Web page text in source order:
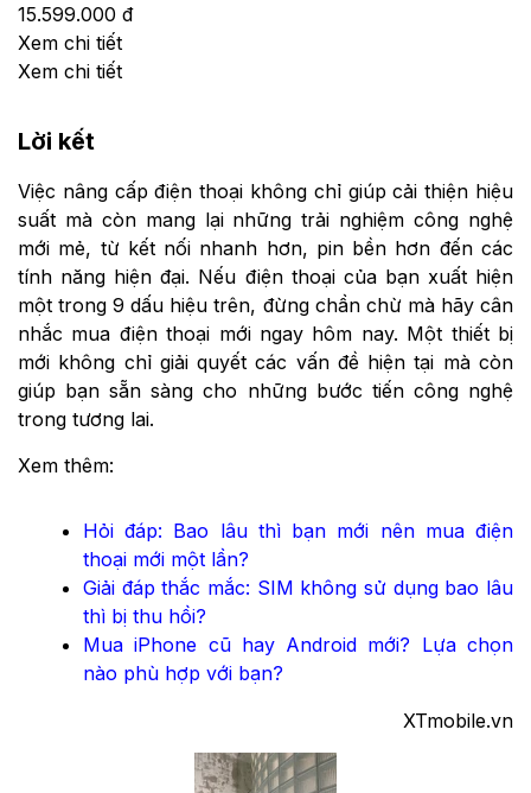
15.599.000 đ
Xem chi tiết
Xem chi tiết
Lời kết
Việc nâng cấp điện thoại không chỉ giúp cải thiện hiệu
suất mà còn mang lại những trải nghiệm công nghệ
mới mẻ, từ kết nối nhanh hơn, pin bền hơn đến các
tính năng hiện đại. Nếu điện thoại của bạn xuất hiện
một trong 9 dấu hiệu trên, đừng chần chừ mà hãy cân
nhắc mua điện thoại mới ngay hôm nay. Một thiết bị
mới không chỉ giải quyết các vấn đề hiện tại mà còn
giúp bạn sẵn sàng cho những bước tiến công nghệ
trong tương lai.
Xem thêm:
Hỏi đáp: Bao lâu thì bạn mới nên mua điện
thoại mới một lần?
Giải đáp thắc mắc: SIM không sử dụng bao lâu
thì bị thu hồi?
Mua iPhone cũ hay Android mới? Lựa chọn
nào phù hợp với bạn?
XTmobile.vn